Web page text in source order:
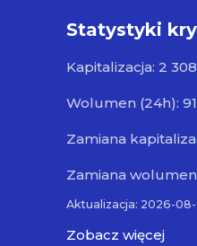
Statystyki
Kapitalizacja: 2
Wolumen (24h):
Zamiana
Zamiana
Aktualizacja: 2026-
Zobacz więcej